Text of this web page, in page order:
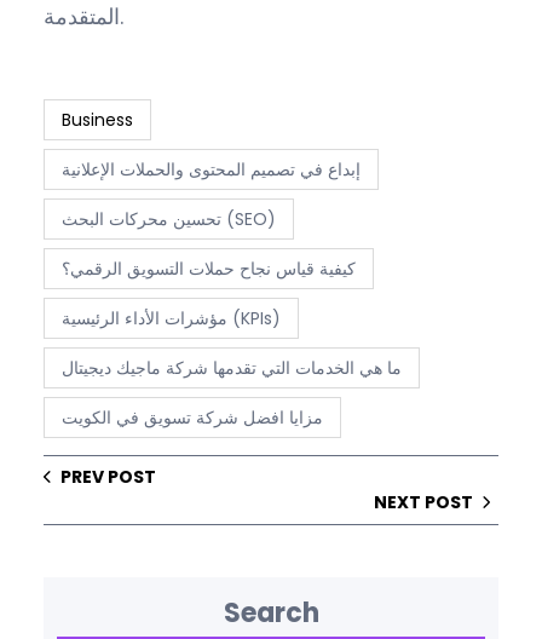
المتقدمة.
Business
إبداع في تصميم المحتوى والحملات الإعلانية
تحسين محركات البحث (SEO)
كيفية قياس نجاح حملات التسويق الرقمي؟
مؤشرات الأداء الرئيسية (KPIs)
ما هي الخدمات التي تقدمها شركة ماجيك ديجيتال
مزايا افضل شركة تسويق في الكويت
PREV POST
NEXT POST
Search